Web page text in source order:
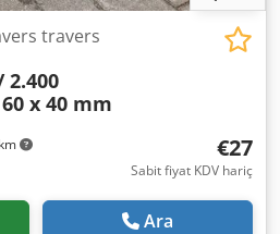
travers
2.400
x 40 mm
€27
Sabit fiyat KDV hariç
Ara